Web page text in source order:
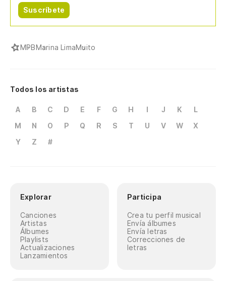
Suscríbete
MPBMarina LimaMuito
Todos los artistas
A B C D E F G H I J K
L
M
N O P Q R S T U V W
X
Y
Z #
Explorar
Canciones
Artistas
Álbumes
Playlists
Actualizaciones
Lanzamientos
Participa
Crea tu perfil musical
Envía álbumes
Envía letras
Correcciones de
letras